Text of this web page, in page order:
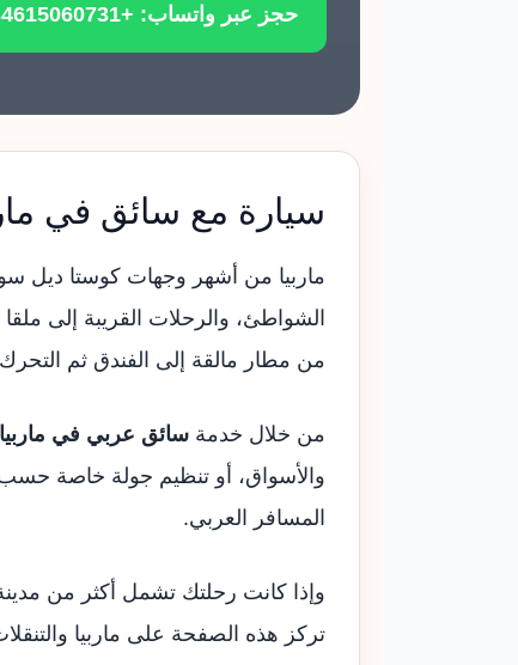
حجز عبر واتساب: +34615060731
سيارة مع سائق في
ماربيا من أشهر وجهات كوستا ديل سول
الشواطئ، والرحلات القريبة إلى
من مطار مالقة إلى الفندق ثم التحرك
من خلال خدمة سائق عربي في ماربيا
والأسواق، أو تنظيم جولة خاصة
المسافر العربي.
وإذا كانت رحلتك تشمل أكثر من
تركز هذه الصفحة على ماربيا